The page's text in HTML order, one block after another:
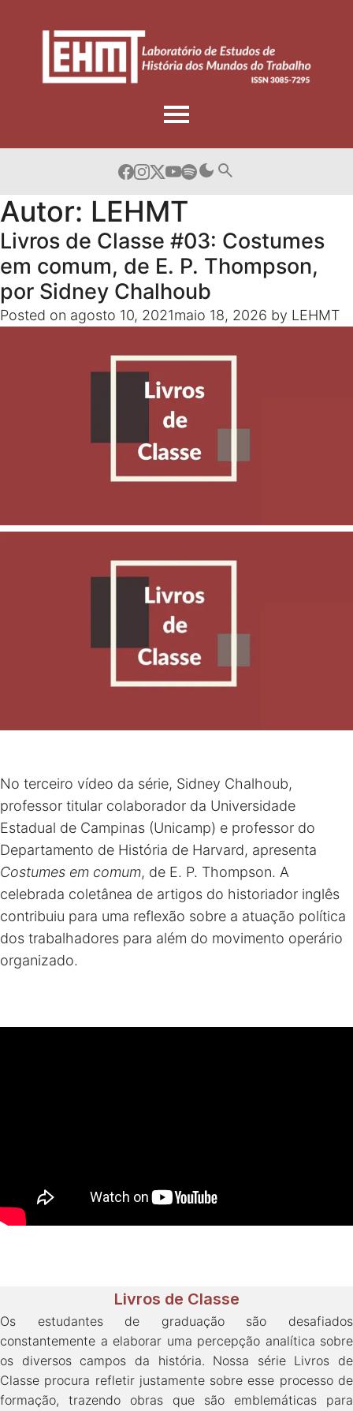
Autor: LEHMT
Livros de Classe #03: Costumes
em comum, de E. P. Thompson,
por Sidney Chalhoub
Posted on agosto 10, 2021maio 18, 2026 by LEHMT
No terceiro vídeo da série, Sidney Chalhoub,
professor titular colaborador da Universidade
Estadual de Campinas (Unicamp) e professor do
Departamento de História de Harvard, apresenta
Costumes em comum, de E. P. Thompson. A
celebrada coletânea de artigos do historiador inglês
contribuiu para uma reflexão sobre a atuação política
dos trabalhadores para além do movimento operário
organizado.
Livros de Classe
Os estudantes de graduação são desafiados
constantemente a elaborar uma percepção analítica sobre
os diversos campos da história. Nossa série Livros de
Classe procura refletir justamente sobre esse processo de
formação, trazendo obras que são emblemáticas para